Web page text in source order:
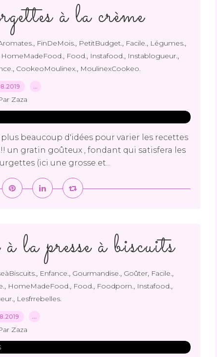
à la crème
, FinDeMois., PetitBudget., Facile., Légumes.,
HomeMadeFood., Food., Instafood., Instablogueur.,
, CookeoMoulinex., MoulinexCookeo.
…
Zaza
beaucoup d'idées pour varier les recettes
un gratin goûteux , fondant qui satisfera les
(ici une grosse et...
la presse à biscuits
, Enfance., Gourmandise., Goûter, Facile.,
, HomeMadeFood., Food., Foodporn., Instafood.,
, Lesfrrebelles.
…
Zaza